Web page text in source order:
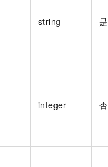
string 是
integer 否